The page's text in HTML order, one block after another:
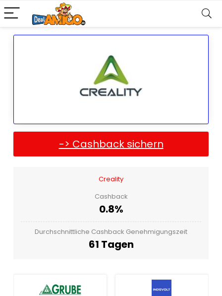
-> Cashback sichern
Creality
Cashback
0.8%
Durchschnittliche Cashback Genehmigungszeit
61 Tagen